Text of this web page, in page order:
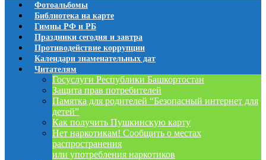
Фотоальбомы
Библиотека на карте
Гимны РФ и РБ
Праздники сегодня и завтра
Противодействие коррупции
Календари знаменательных дат
Читателям
Госуслуги Республики Башкортостан
Защита прав потребителей
Памятка для родителей “Безопасный интернет для
детей”
Как получить Пушкинскую карту
Нет наркотикам! Сообщить о местах
распространения
или употребления наркотиков